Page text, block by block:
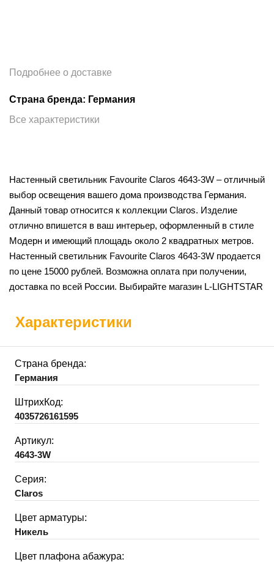
Подробнее о доставке
Страна бренда: Германия
Все характеристики
Настенный светильник Favourite Claros 4643-3W – отличный
выбор освещения вашего дома производства Германия.
Данный товар относится к коллекции Claros. Изделие
отлично впишется в ваш интерьер, оформленный в стиле
Модерн и имеющий площадь около 2 квадратных метров.
Настенный светильник Favourite Claros 4643-3W продается
по цене 15000 рублей. Возможна оплата при получении,
доставка по всей России. Выбирайте магазин L-LIGHTSTAR
Характеристики
Страна бренда:
Германия
ШтрихКод:
4035726161595
Артикул:
4643-3W
Серия:
Claros
Цвет арматуры:
Никель
Цвет плафона абажура: